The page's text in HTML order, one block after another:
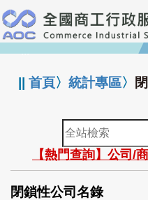
跳
到
主
要
:::
||首頁〉統計專區〉
全
站
檢
索
【熱門查詢】公司/
閉鎖性公司名錄